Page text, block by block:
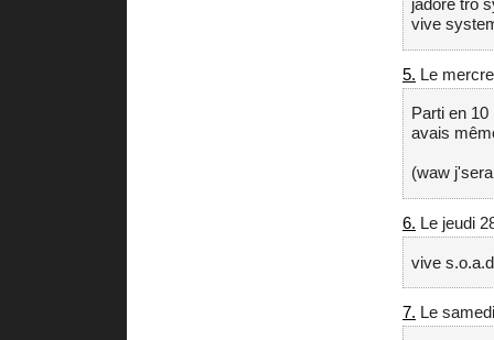
jadore tro
vive
5. Le
Parti en
avais
(waw
6. Le jeudi
vive
7. Le